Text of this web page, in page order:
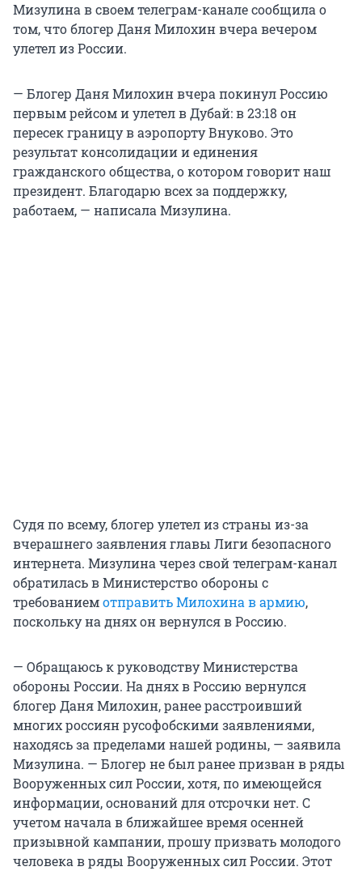
Мизулина в своем телеграм-канале сообщила о
том, что блогер Даня Милохин вчера вечером
улетел из России.
— Блогер Даня Милохин вчера покинул Россию
первым рейсом и улетел в Дубай: в 23:18 он
пересек границу в аэропорту Внуково. Это
результат консолидации и единения
гражданского общества, о котором говорит наш
президент. Благодарю всех за поддержку,
работаем, — написала Мизулина.
Судя по всему, блогер улетел из страны из-за
вчерашнего заявления главы Лиги безопасного
интернета. Мизулина через свой телеграм-канал
обратилась в Министерство обороны с
требованиемотправить Милохина в армию,
поскольку на днях он вернулся в Россию.
— Обращаюсь к руководству Министерства
обороны России. На днях в Россию вернулся
блогер Даня Милохин, ранее расстроивший
многих россиян русофобскими заявлениями,
находясь за пределами нашей родины, — заявила
Мизулина. — Блогер не был ранее призван в ряды
Вооруженных сил России, хотя, по имеющейся
информации, оснований для отсрочки нет. С
учетом начала в ближайшее время осенней
призывной кампании, прошу призвать молодого
человека в ряды Вооруженных сил России. Этот